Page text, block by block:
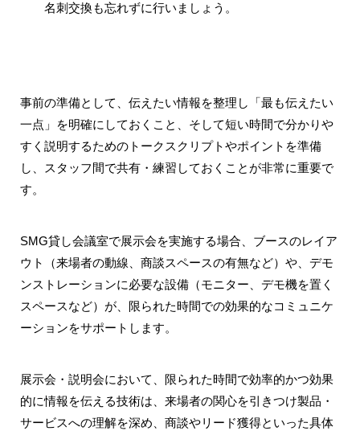
名刺交換も忘れずに行いましょう。
事前の準備として、伝えたい情報を整理し「最も伝えたい
一点」を明確にしておくこと、そして短い時間で分かりや
すく説明するためのトークスクリプトやポイントを準備
し、スタッフ間で共有・練習しておくことが非常に重要で
す。
SMG貸し会議室で展示会を実施する場合、ブースのレイア
ウト（来場者の動線、商談スペースの有無など）や、デモ
ンストレーションに必要な設備（モニター、デモ機を置く
スペースなど）が、限られた時間での効果的なコミュニケ
ーションをサポートします。
展示会・説明会において、限られた時間で効率的かつ効果
的に情報を伝える技術は、来場者の関心を引きつけ製品・
サービスへの理解を深め、商談やリード獲得といった具体